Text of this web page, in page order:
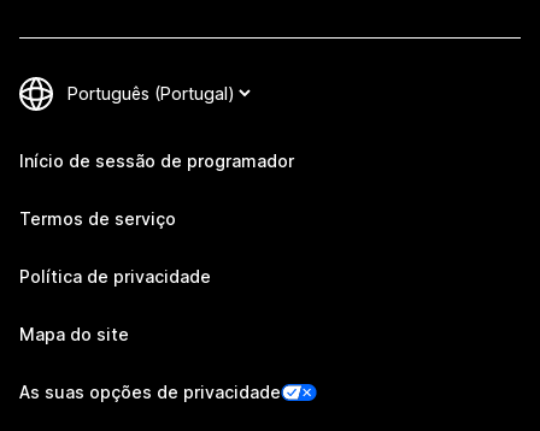
Início de sessão de programador
Termos de serviço
Política de privacidade
Mapa do site
As suas opções de privacidade